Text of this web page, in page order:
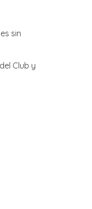
sin
Club y